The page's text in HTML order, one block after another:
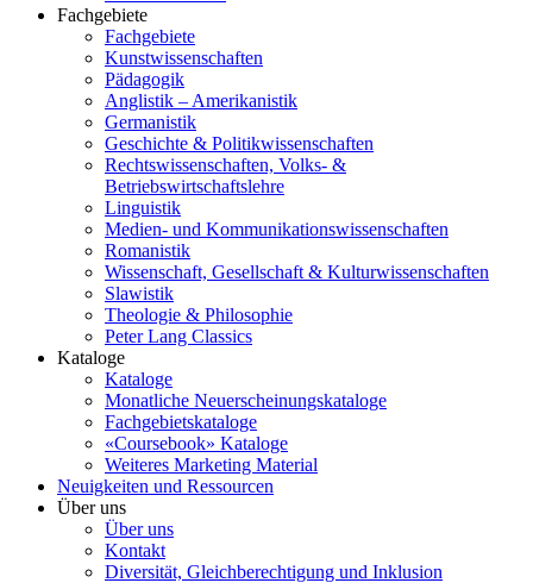
Fachgebiete
Fachgebiete
Kunstwissenschaften
Pädagogik
Anglistik – Amerikanistik
Germanistik
Geschichte & Politikwissenschaften
Rechtswissenschaften, Volks- &
Betriebswirtschaftslehre
Linguistik
Medien- und Kommunikationswissenschaften
Romanistik
Wissenschaft, Gesellschaft & Kulturwissenschaften
Slawistik
Theologie & Philosophie
Peter Lang Classics
Kataloge
Kataloge
Monatliche Neuerscheinungskataloge
Fachgebietskataloge
«Coursebook» Kataloge
Weiteres Marketing Material
Neuigkeiten und Ressourcen
Über uns
Über uns
Kontakt
Diversität, Gleichberechtigung und Inklusion